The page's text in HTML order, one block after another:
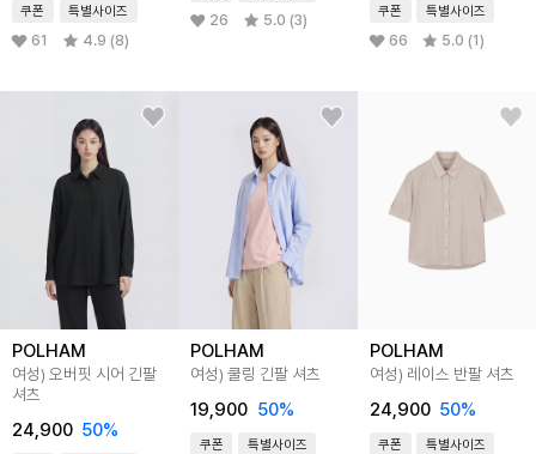
쿠폰 특별사이즈
61 4.9 (8)
26 5.0 (3)
쿠폰 특별사이즈
66 5.0 (1)
POLHAM
여성) 오버핏 시어 긴팔
셔츠
24,900 50%
POLHAM
여성) 쿨링 긴팔 셔츠
19,900 50%
쿠폰 특별사이즈
POLHAM
여성) 레이스 반팔 셔츠
24,900 50%
쿠폰 특별사이즈